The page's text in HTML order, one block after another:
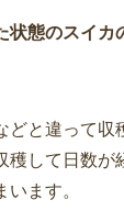
状態のスイ
どと違って収
穫して日数
ます。